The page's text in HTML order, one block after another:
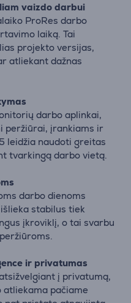
vaizdo darbui
ProRes darbo
laiką. Tai
projekto versijas,
atliekant dažnas
darbo aplinkai,
peržiūrai, įrankiams ir
leidžia naudoti greitas
tvarkingą darbo vietą.
darbo dienoms
stabilus tiek
įkroviklį, o tai svarbu
ir privatumas
į privatumą,
pačiame